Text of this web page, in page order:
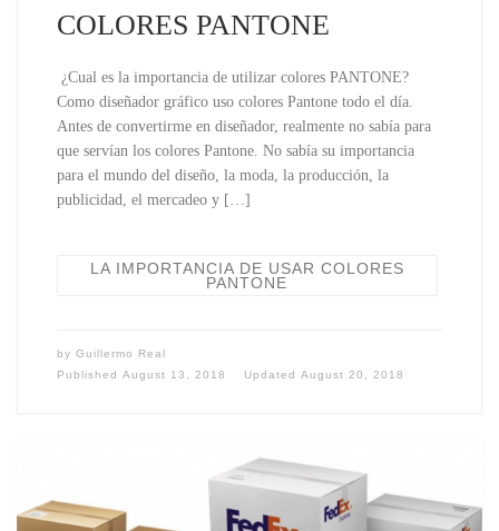
COLORES PANTONE
¿Cual es la importancia de utilizar colores PANTONE?
Como diseñador gráfico uso colores Pantone todo el día.
Antes de convertirme en diseñador, realmente no sabía para
que servían los colores Pantone. No sabía su importancia
para el mundo del diseño, la moda, la producción, la
publicidad, el mercadeo y […]
LA IMPORTANCIA DE USAR COLORES
PANTONE
by Guillermo Real
Published August 13, 2018 Updated August 20, 2018